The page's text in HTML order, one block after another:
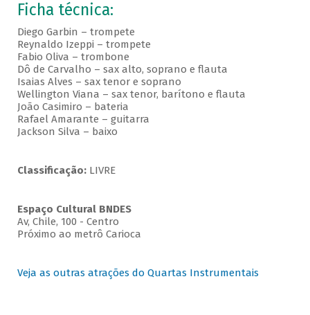
Ficha técnica:
Diego Garbin – trompete
Reynaldo Izeppi – trompete
Fabio Oliva – trombone
Dô de Carvalho – sax alto, soprano e flauta
Isaias Alves – sax tenor e soprano
Wellington Viana – sax tenor, barítono e flauta
João Casimiro – bateria
Rafael Amarante – guitarra
Jackson Silva – baixo
Classificação:LIVRE
Espaço Cultural BNDES
Av, Chile, 100 - Centro
Próximo ao metrô Carioca
Veja as outras atrações do Quartas Instrumentais